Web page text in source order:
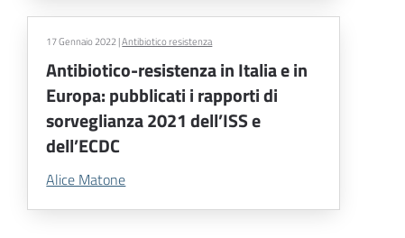
17 Gennaio 2022|Antibiotico resistenza
Antibiotico-resistenza in Italia e in
Europa: pubblicati i rapporti di
sorveglianza 2021 dell’ISS e
dell’ECDC
Alice Matone